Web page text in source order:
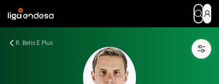
R. Betis E Plus